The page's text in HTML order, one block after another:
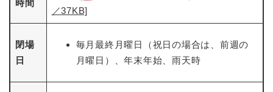
時間
／37KB]
閉場
日
毎月最終月曜日（祝日の場合は、前週の
月曜日）、年末年始、雨天時